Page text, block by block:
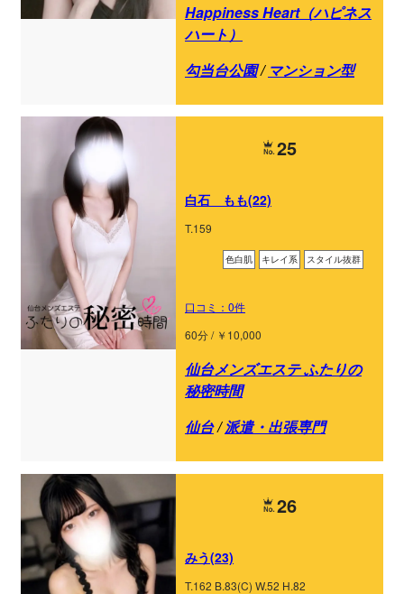
Happiness Heart（ハピネス
ハート）
勾当台公園/ マンション型
25
白石 もも(22)
T.159
色白肌 キレイ系 スタイル抜群
口コミ：0件
60分 / ￥10,000
仙台メンズエステ ふたりの
秘密時間
仙台/派遣・出張専門
26
みう(23)
T.162 B.83(C) W.52 H.82